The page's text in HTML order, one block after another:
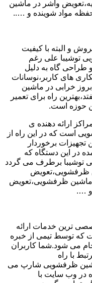
واشر در ماشین
مواد شوینده و …..
و البته با کیفیت
توشیبا علی رغم
طراحی گاه به دلیل
های کاربر،نوسانات
خرابی در ماشین
راه برای تعمیر
حوزه است.
ارائه دهنده ی
است که در این راه از
تجهیزات برخوردار
در این دستگاه که
توشیبا برطرف می گردد
ظرفشویی،تعویض
ماشین ظرفشویی،تعویض
و ….
ترین خدمات ارائه
که توسط تیمی از خبره
می شود.شما کاربران
با راه
ظرفشویی شارپ می
در وب سایت با